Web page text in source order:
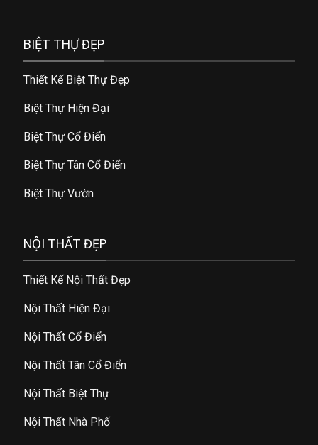
BIỆT THỰ ĐẸP
Thiết Kế Biệt Thự Đẹp
Biệt Thự Hiện Đại
Biệt Thự Cổ Điển
Biệt Thự Tân Cổ Điển
Biệt Thự Vườn
NỘI THẤT ĐẸP
Thiết Kế Nội Thất Đẹp
Nội Thất Hiện Đại
Nội Thất Cổ Điển
Nội Thất Tân Cổ Điển
Nội Thất Biệt Thự
Nội Thất Nhà Phố